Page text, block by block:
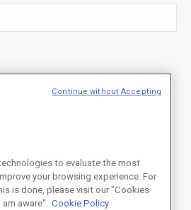
de uso descritos naPolítica de
terms of use described in the
Privacy
to evaluate the most
your browsing experience. For
is done, please visit our "Cookies
aware". Cookie Policy
Continue without Accepting